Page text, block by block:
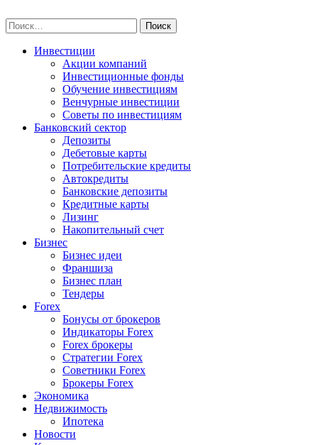
to
content
Найти:
Инвестиции
Акции компаний
Инвестиционные фонды
Обучение инвестициям
Венчурные инвестиции
Советы по инвестициям
Банковский сектор
Депозиты
Дебетовые карты
Потребительские кредиты
Автокредиты
Банковские депозиты
Кредитные карты
Лизинг
Накопительный счет
Бизнес
Бизнес идеи
Франшиза
Бизнес план
Тендеры
Forex
Бонусы от брокеров
Индикаторы Forex
Forex брокеры
Стратегии Forex
Советники Forex
Брокеры Forex
Экономика
Недвижимость
Ипотека
Новости